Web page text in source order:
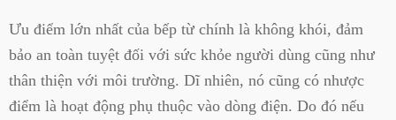
Ưu điểm lớn nhất của bếp từ chính là không khói, đảm
bảo an toàn tuyệt đối với sức khỏe người dùng cũng như
thân thiện với môi trường. Dĩ nhiên, nó cũng có nhược
điểm là hoạt động phụ thuộc vào dòng điện. Do đó nếu